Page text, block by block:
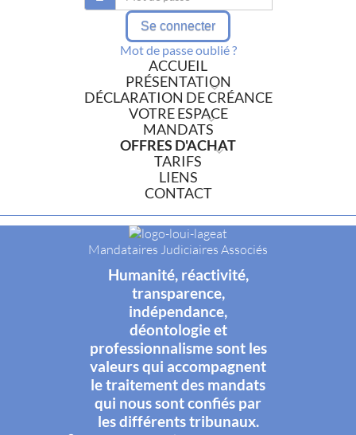
Se connecter
Mot de passe oublié ?
ACCUEIL
PRÉSENTATION
DÉCLARATION DE CRÉANCE
VOTRE ESPACE
MANDATS
OFFRES D'ACHAT
TARIFS
LIENS
CONTACT
Mandataires Judiciaires Associés
Humanité, réactivité,
transparence,
indépendance,
déontologie et
professionnalisme sont les
valeurs qui accompagnent
le traitement des mandats
qui nous sont confiés par
les différents tribunaux.